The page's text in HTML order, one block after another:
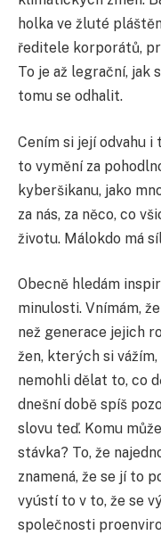
holka ve žluté
ředitele korporátů,
To je až legrační, jak
tomu se odhalit.
Cením si její odvahu
to vymění za
kyberšikanu, jako
za nás, za něco, co
životu. Málokdo má
Obecně hledám
minulosti. Vnímám,
než generace jejich
žen, kterých si
nemohli dělat to, co
dnešní době spíš
slovu teď. Komu
stávka? To, že
znamená, že se jí to
vyústí to v to, že se
společnosti